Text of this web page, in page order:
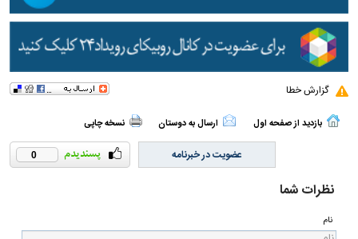
گزارش خطا
بازدید از صفحه اول ارسال به دوستان نسخه چاپی
0 عضویت در خبرنامه
نظرات شما
نام